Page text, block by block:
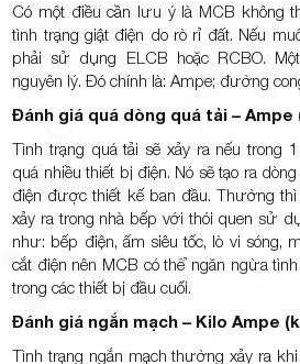
Có một điều cần lưu ý là MCB không
tình trạng giật điện do rò rỉ đất. Nếu
phải sử dụng ELCB hoặc RCBO.
nguyên lý. Đó chính là: Ampe; đường
Đánh giá quá dòng quá tải – Ampe
Tình trạng quá tải sẽ xảy ra nếu trong
quá nhiều thiết bị điện. Nó sẽ tạo ra
điện được thiết kế ban đầu. Thường
xảy ra trong nhà bếp với thói quen sử
như: bếp điện, ấm siêu tốc, lò vi sóng,
cắt điện nên MCB có thể ngăn ngừa
trong các thiết bị đầu cuối.
Đánh giá ngắn mạch – Kilo Ampe
Tình trạng ngắn mạch thường xảy ra